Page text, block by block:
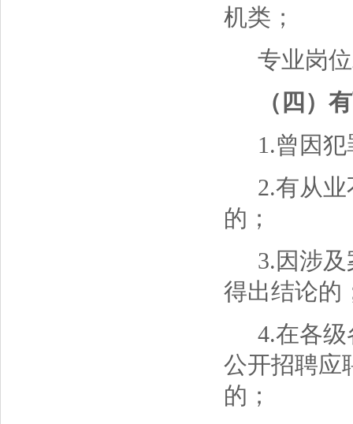
机类；
专业岗
（四）
1.曾因
2.有从
的；
3.因涉
得出结论的
4.在各
公开招聘应
的；